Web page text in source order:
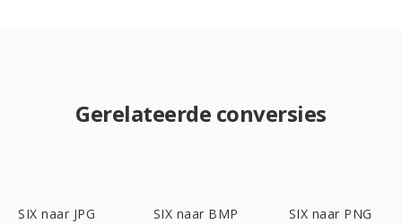
Gerelateerde conversies
SIX naar JPG SIX naar BMP SIX naar PNG